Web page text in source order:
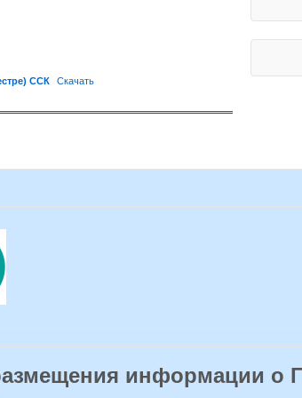
ССК Скачать
информации о